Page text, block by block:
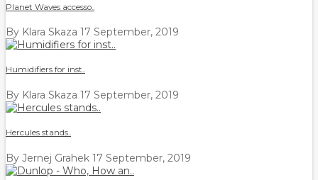
Planet Waves accesso..
By Klara Skaza 17 September, 2019
Humidifiers for inst..
By Klara Skaza 17 September, 2019
Hercules stands..
By Jernej Grahek 17 September, 2019